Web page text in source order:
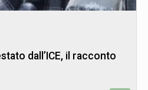
dall’ICE, il racconto